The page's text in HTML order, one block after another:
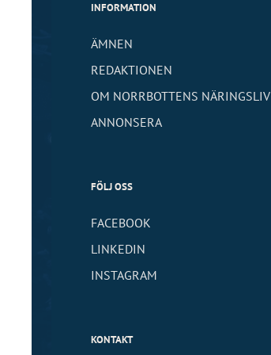
INFORMATION
ÄMNEN
REDAKTIONEN
OM NORRBOTTENS NÄRINGSLIV
ANNONSERA
FÖLJ OSS
FACEBOOK
LINKEDIN
INSTAGRAM
KONTAKT